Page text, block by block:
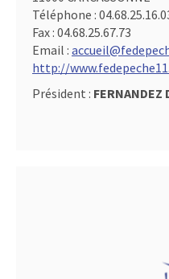
Téléphone :
Fax : 04.68.25.67.73
Email :
http://
Président : FERNANDEZ